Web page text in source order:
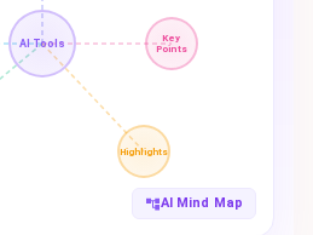
AI Tools
Key
Points
Highlights
AI Mind Map